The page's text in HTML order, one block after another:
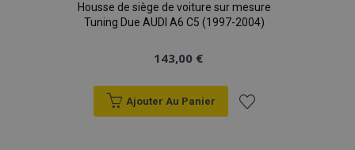
Housse de siège de voiture sur mesure
Tuning Due AUDI A6 C5 (1997-2004)
143,00 €
Ajouter Au Panier